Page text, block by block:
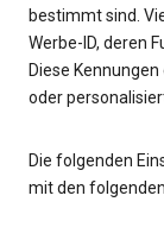
bestimmt sind.
Werbe-ID, deren
Diese
oder
Die folgenden
mit den